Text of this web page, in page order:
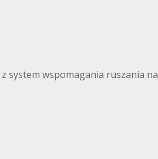
system wspomagania ruszania na